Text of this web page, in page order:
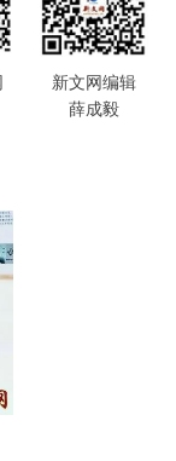
新文网编辑
薛成毅